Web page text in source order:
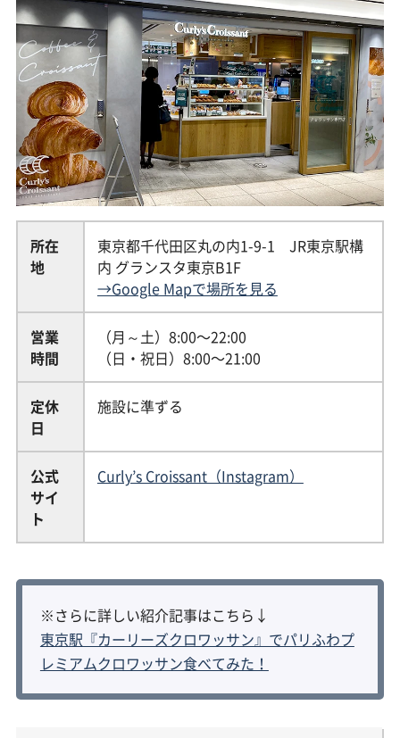
所在
地
東京都千代田区丸の内1-9-1 JR東京駅構
内 グランスタ東京B1F
→Google Mapで場所を見る
営業
時間
（月～土）8:00〜22:00
（日・祝日）8:00〜21:00
定休
日
施設に準ずる
公式
サイ
ト
Curly’s Croissant（Instagram）
※さらに詳しい紹介記事はこちら↓
東京駅『カーリーズクロワッサン』でパリふわプ
レミアムクロワッサン食べてみた！